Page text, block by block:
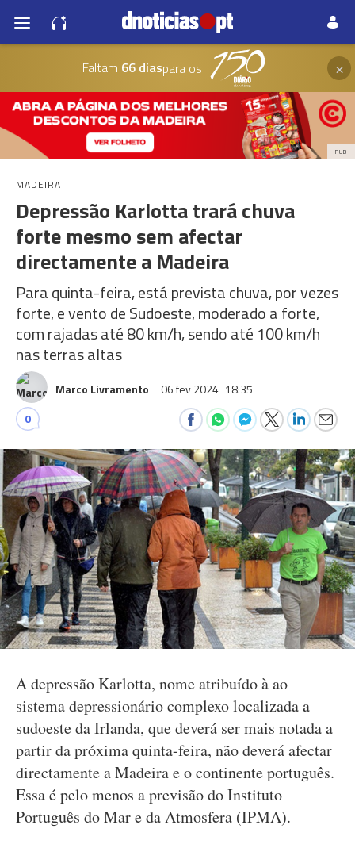
Faltam 66 diaspara os ×
PUB
MADEIRA
Depressão Karlotta trará chuva
forte mesmo sem afectar
directamente a Madeira
Para quinta-feira, está prevista chuva, por vezes
forte, e vento de Sudoeste, moderado a forte,
com rajadas até 80 km/h, sendo até 100 km/h
nas terras altas
Marco Livramento 06 fev 2024 18:35
0
A depressão Karlotta, nome atribuído à ao
sistema depressionário complexo localizada a
sudoeste da Irlanda, que deverá ser mais notada a
partir da próxima quinta-feira, não deverá afectar
directamente a Madeira e o continente português.
Essa é pelo menos a previsão do Instituto
Português do Mar e da Atmosfera (IPMA).